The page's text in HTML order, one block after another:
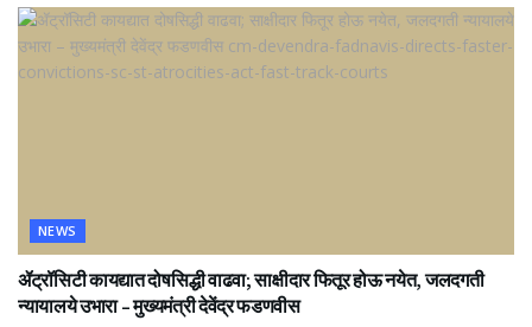
NEWS
ॲट्रॉसिटी कायद्यात दोषसिद्धी वाढवा; साक्षीदार फितूर होऊ नयेत, जलदगती
न्यायालये उभारा – मुख्यमंत्री देवेंद्र फडणवीस